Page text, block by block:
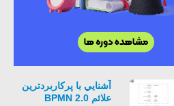
آشنايي با پرکاربردترين
علائم BPMN 2.0